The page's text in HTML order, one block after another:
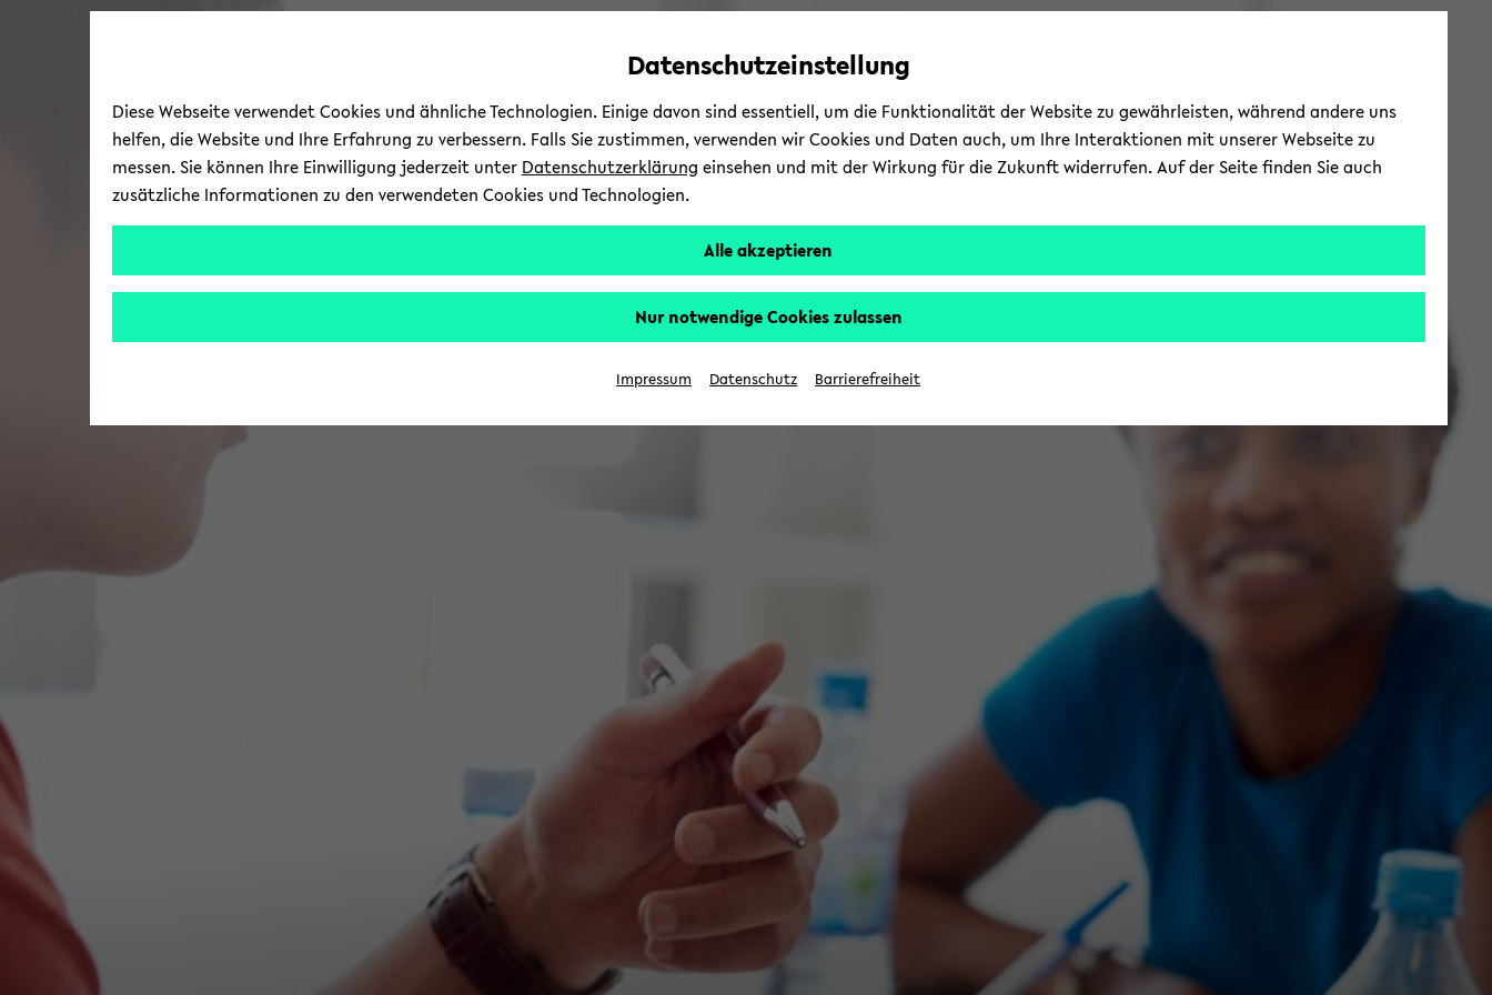
Automatische
vermeiden
zum
wechseln
zum
wechseln
zum
wechseln
Datenschutzeinstellung
Diese Webseite verwendet Cookies und ähnliche Technologien. Einige davon sind essentiell, um die Funktionalität der Website zu gewährleisten, während andere uns
helfen, die Website und Ihre Erfahrung zu verbessern. Falls Sie zustimmen, verwenden wir Cookies und Daten auch, um Ihre Interaktionen mit unserer Webseite zu
messen. Sie können Ihre Einwilligung jederzeit unter Datenschutzerklärung einsehen und mit der Wirkung für die Zukunft widerrufen. Auf der Seite finden Sie auch
zusätzliche Informationen zu den verwendeten Cookies und Technologien.
Alle akzeptieren
Nur notwendige Cookies zulassen
Impressum Datenschutz Barrierefreiheit